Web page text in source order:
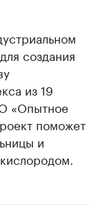
создания
из 19
«Опытное
поможет
и